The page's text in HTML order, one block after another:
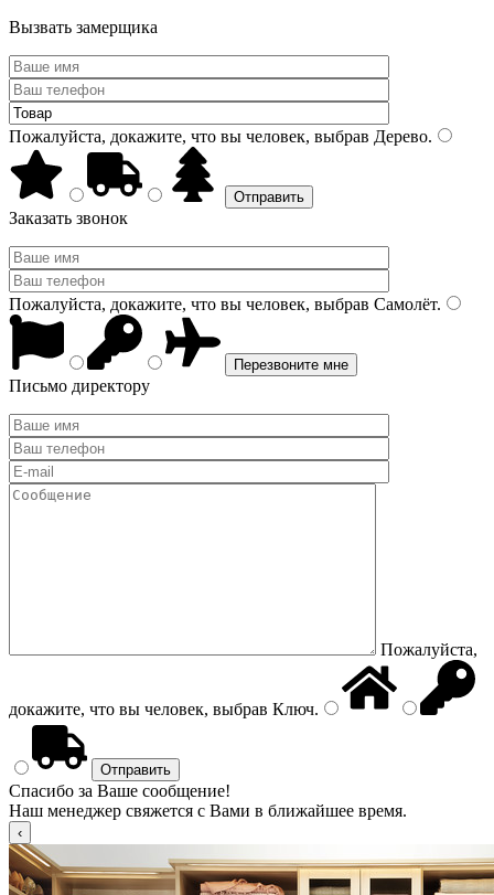
Вызвать замерщика
Пожалуйста, докажите, что вы человек, выбрав Дерево.
Заказать звонок
Пожалуйста, докажите, что вы человек, выбрав Самолёт.
Письмо директору
Пожалуйста,
докажите, что вы человек, выбрав Ключ.
Спасибо за Ваше сообщение!
Наш менеджер свяжется с Вами в ближайшее время.